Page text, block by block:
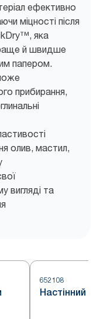
ефективно
міцності після
яка
й швидше
папером.
прибирання,
олив, мастил,
вигляді та
652108
Настінний